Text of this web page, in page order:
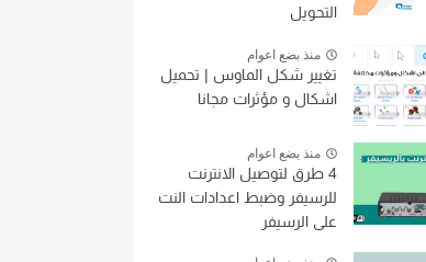
التحويل
منذ بضع اعوام
تغيير شكل الماوس | تحميل
اشكال و مؤثرات مجانا
منذ بضع اعوام
4 طرق لتوصيل الانترنت
للرسيفر وضبط اعدادات النت
على الرسيفر